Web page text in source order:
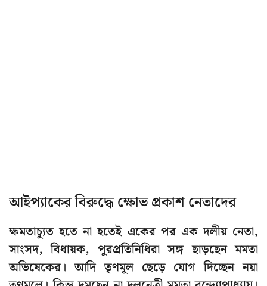
আইপ্যাকের বিরুদ্ধে ক্ষোভ প্রকাশ নেতাদের
ক্ষমতাচ্যুত হতে না হতেই একের পর এক দলীয় নেতা,
সাংসদ, বিধায়ক, পুরপ্রতিনিধিরা সঙ্গ ছাড়ছেন মমতা
অভিষেকের। আদি তৃণমূল ছেড়ে যোগ দিচ্ছেন নয়া